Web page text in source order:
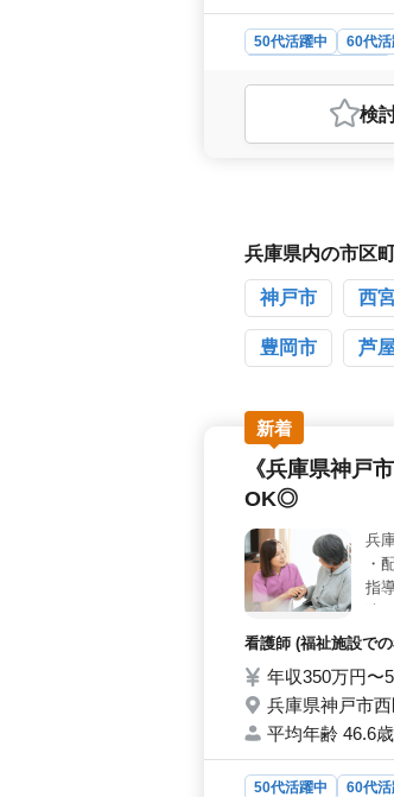
50代活躍中 60代活
おすすめポイン
＜経験を活かせる
ベートとのバラ
検
兵庫県内の市区
神戸市 西
豊岡市 芦
新着
《兵庫県神戸
OK◎
兵
・
指
ア
ベ
看護師 (福祉施設で
年収350万円
兵庫県神戸市
平均年齢 46.6
50代活躍中 60代活